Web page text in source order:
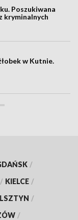
Poszukiwana
kryminalnych
w Kutnie.
/
/ KIELCE /
/
/